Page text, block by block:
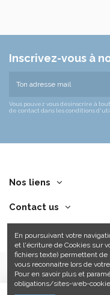
Inscrivez-vous à
Vous pouvez vous désinscrire à
de contact dans les conditions
Nos liens
Contact us
En poursuivant votre
et l'écriture de Cookies sur
fichiers texte) permettent de
vous reconnaitre lors de
Pour en savoir plus et
obligations/sites-web-